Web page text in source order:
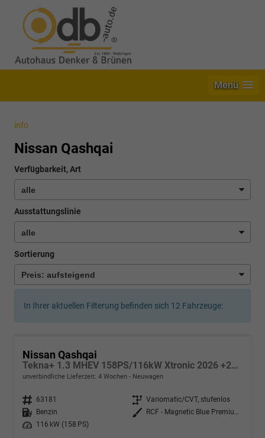
Menü
info
Nissan Qashqai
Verfügbarkeit, Art
Ausstattungslinie
Sortierung
In Ihrer aktuellen Filterung befinden sich 12 Fahrzeuge:
Nissan Qashqai
Tekna+ 1.3 MHEV 158PS/116kW Xtronic 2026 +20"ALU+PANO+BOSE+HuD
unverbindliche Lieferzeit: 4 Wochen Neuwagen
Fahrzeugnr. 63181 Getriebe Variomatic/CVT, stufenlos
Kraftstoff
Benzin Außenfarbe
RCF - Magnetic Blue Premium Met.
Leistung
116 kW (158 PS)